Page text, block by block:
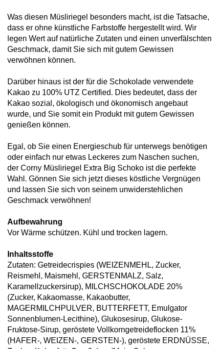
Was diesen Müsliriegel besonders macht, ist die Tatsache,
dass er ohne künstliche Farbstoffe hergestellt wird. Wir
legen Wert auf natürliche Zutaten und einen unverfälschten
Geschmack, damit Sie sich mit gutem Gewissen
verwöhnen können.
Darüber hinaus ist der für die Schokolade verwendete
Kakao zu 100% UTZ Certified. Dies bedeutet, dass der
Kakao sozial, ökologisch und ökonomisch angebaut
wurde, und Sie somit ein Produkt mit gutem Gewissen
genießen können.
Egal, ob Sie einen Energieschub für unterwegs benötigen
oder einfach nur etwas Leckeres zum Naschen suchen,
der Corny Müsliriegel Extra Big Schoko ist die perfekte
Wahl. Gönnen Sie sich jetzt dieses köstliche Vergnügen
und lassen Sie sich von seinem unwiderstehlichen
Geschmack verwöhnen!
Aufbewahrung
Vor Wärme schützen. Kühl und trocken lagern.
Inhaltsstoffe
Zutaten: Getreidecrispies (WEIZENMEHL, Zucker,
Reismehl, Maismehl, GERSTENMALZ, Salz,
Karamellzuckersirup), MILCHSCHOKOLADE 20%
(Zucker, Kakaomasse, Kakaobutter,
MAGERMILCHPULVER, BUTTERFETT, Emulgator
Sonnenblumen-Lecithine), Glukosesirup, Glukose-
Fruktose-Sirup, geröstete Vollkorngetreideflocken 11%
(HAFER-, WEIZEN-, GERSTEN-), geröstete ERDNÜSSE,